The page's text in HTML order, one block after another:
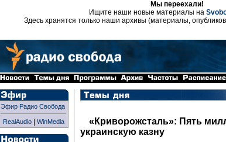
Мы переехали!
Ищите наши новые материалы на
Здесь хранятся только наши архивы (материалы,
Эфир Радио Свобода
RealAudio| WinMedia
«Криворожсталь»: Пять
украинскую казну